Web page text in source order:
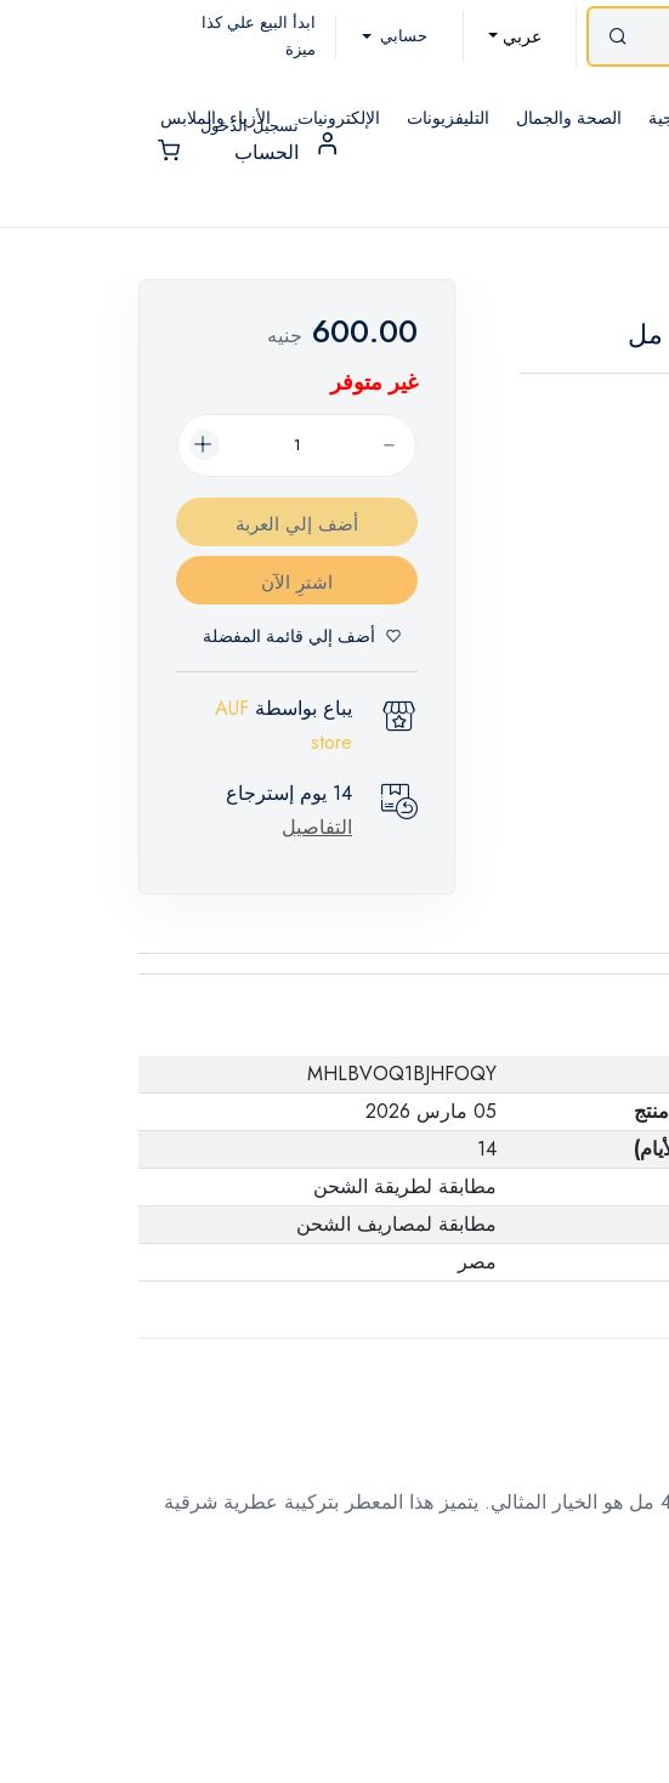
عربي حسابي
ابدأ البيع علي كذا
ميزة
الصحة والجمال التليفزيونات الإلكترونيات الأزياء والملابس
تسجيل الدخول
الحساب
600.00 جنيه
غير متوفر
أضف إلي العربة
اشترِ الآن
أضف إلي قائمة المفضلة
يباع بواسطة AUF
store
14 يوم إسترجاع
التفاصيل
MHLBVOQ1BJHFOQY
05 مارس 2026
14
مطابقة لطريقة الشحن
مطابقة لمصاريف الشحن
مصر
إذا كنت تبحث عن طريقة فعالة وسريعة لتعطير منزلك وإضفاء أجواء فاخرة، فإن معطر كويتي موتر 480 مل هو الخيار المثالي. يتميز هذا المعطر بتركيبة عطرية شرقية